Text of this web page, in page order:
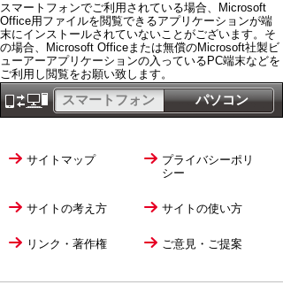
スマートフォンでご利用されている場合、Microsoft
Office用ファイルを閲覧できるアプリケーションが端
末にインストールされていないことがございます。そ
の場合、Microsoft Officeまたは無償のMicrosoft社製ビ
ューアーアプリケーションの入っているPC端末などを
ご利用し閲覧をお願い致します。
パソコン
スマートフォン
サイトマップ
プライバシーポリ
シー
サイトの考え方 サイトの使い方
リンク・著作権 ご意見・ご提案